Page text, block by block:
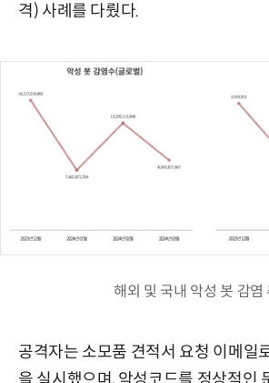
격) 사례를 다뤘다.
해외 및 국내 악성 봇 감염
공격자는 소모품 견적서 요청 이메일